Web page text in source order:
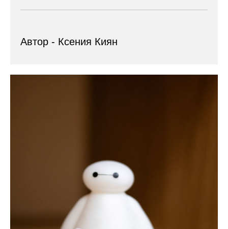
Автор - Ксения Киян